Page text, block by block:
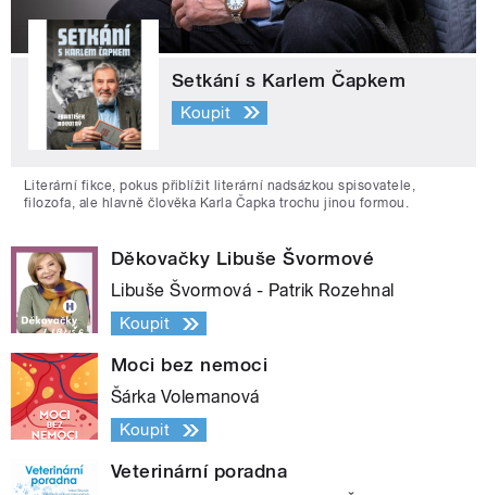
Setkání s Karlem Čapkem
Koupit
Literární fikce, pokus přiblížit literární nadsázkou spisovatele,
filozofa, ale hlavně člověka Karla Čapka trochu jinou formou.
Děkovačky Libuše Švormové
Libuše Švormová - Patrik Rozehnal
Koupit
Moci bez nemoci
Šárka Volemanová
Koupit
Veterinární poradna